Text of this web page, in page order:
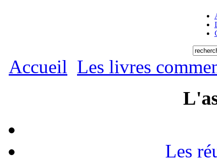
Accueil Les livres
Les